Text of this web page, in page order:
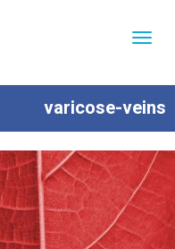
Toggle
varicose-veins